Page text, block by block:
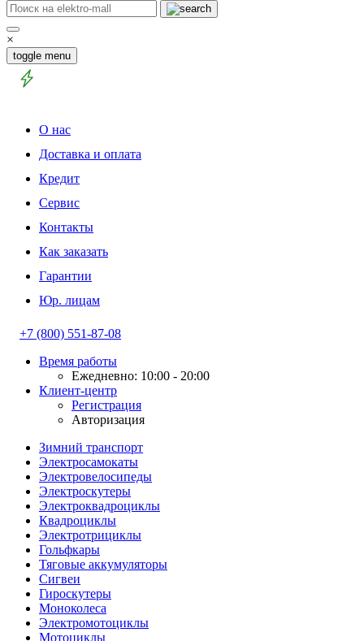
×
toggle menu
О нас
Доставка и оплата
Кредит
Сервис
Контакты
Как заказать
Гарантии
Юр. лицам
+7 (800) 551-87-08
Время работы
Ежедневно: 10:00 - 20:00
Клиент-центр
Регистрация
Авторизация
Зимний транспорт
Электросамокаты
Электровелосипеды
Электроскутеры
Электроквадроциклы
Квадроциклы
Электротрициклы
Гольфкары
Тяговые аккумуляторы
Сигвеи
Гироскутеры
Моноколеса
Электромотоциклы
Мотоциклы